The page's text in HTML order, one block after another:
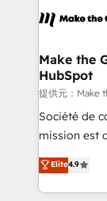
la plateforme. Nos domaines
& reprise de
alignement
tableaux de
optimisation
e-
et grandes
dans des
Make the
HubSpot
提供元：Make
Société de
mission est
B2B à
l'intégration
auprès de vos
Elite4.9